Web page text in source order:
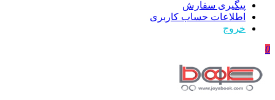
پیگیری سفارش
اطلاعات حساب كاربری
خروج
0